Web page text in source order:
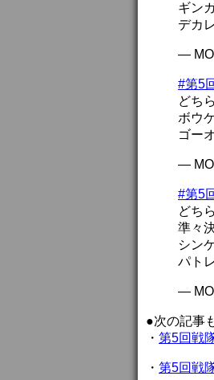
ギン
デカ
—
#第5
どち
ボウ
ゴー
—
#第5
どち
準々
シン
パト
—
●次の記
・ 第5回戦
・ 第5回戦